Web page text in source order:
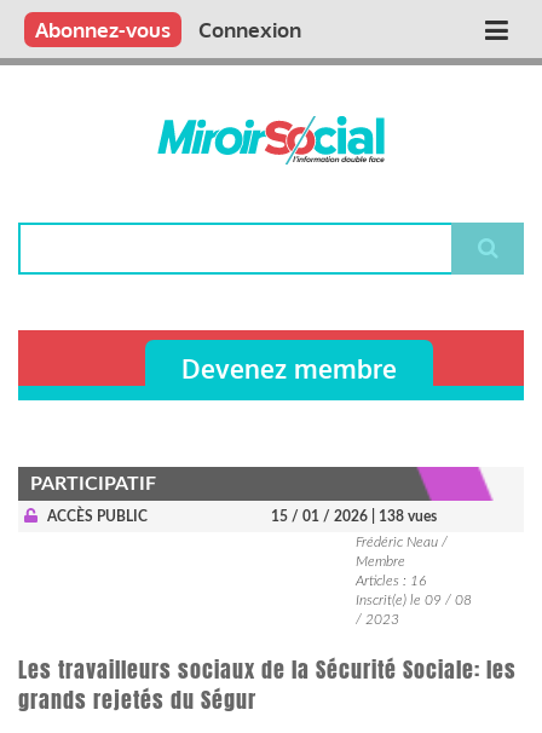
Aller
contenu
Main
Qui sommes nous ?
Vous publiez
Nous publions
Contactez-nous
Abonnez-vous Connexion
Devenez membre
PARTICIPATIF
ACCÈS PUBLIC 15 / 01 / 2026
| 138 vues
Frédéric Neau /
Membre
Articles : 16
Inscrit(e) le 09 / 08
/ 2023
Les travailleurs sociaux de la Sécurité Sociale: les
grands rejetés du Ségur